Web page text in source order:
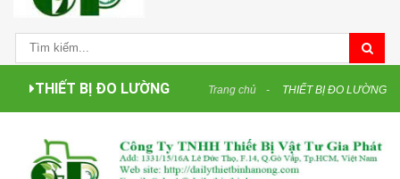
THIẾT BỊ ĐO LƯỜNG Trang chủ THIẾT BỊ ĐO LƯỜNG